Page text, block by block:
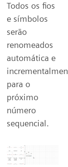
Todos os fios
e símbolos
serão
renomeados
automática e
para o
próximo
número
sequencial.